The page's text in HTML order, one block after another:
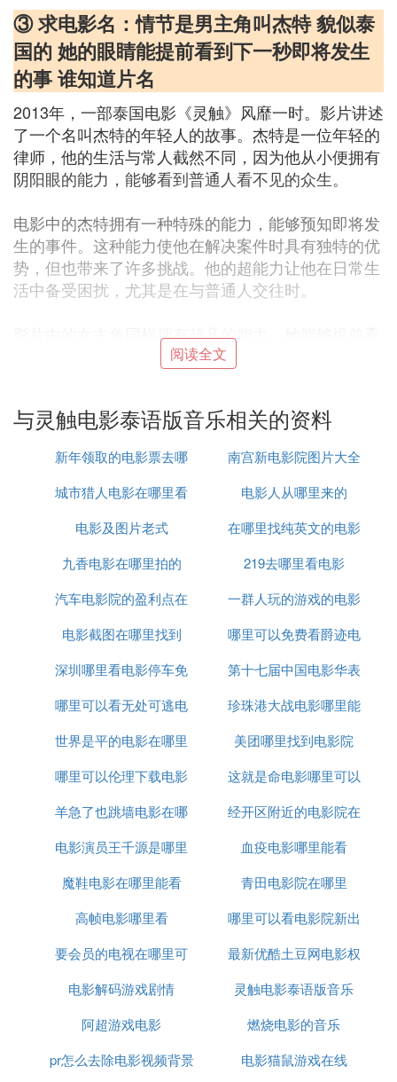
③ 求电影名：情节是男主角叫杰特 貌似泰
国的 她的眼睛能提前看到下一秒即将发生
的事 谁知道片名
2013年，一部泰国电影《灵触》风靡一时。影片讲述
了一个名叫杰特的年轻人的故事。杰特是一位年轻的
律师，他的生活与常人截然不同，因为他从小便拥有
阴阳眼的能力，能够看到普通人看不见的众生。
电影中的杰特拥有一种特殊的能力，能够预知即将发
生的事件。这种能力使他在解决案件时具有独特的优
势，但也带来了许多挑战。他的超能力让他在日常生
活中备受困扰，尤其是在与普通人交往时。
影片中的女主角同样拥有超凡的能力。她能够提前看
到下一秒即将发生的事，这种能力让她的生活充满了
体验，还探讨了超能力者在社会中的处境。杰特和女
主角之间的关系，以及他们如何克服困难，共同成
整部电影通过细腻的情感描绘和引人入胜的故事，带
领观众进入一个充满奇幻色彩的世界。《灵触》不仅
仅是一部讲述超能力的电影，更是一部探讨人性、爱
④ 泰国恐怖电影排行榜前十名都是哪些
泰国恐怖电影排行榜前十名：1、《鬼影》，2、《食
人狂魔》，3、《鬼宿舍》，4、《恶魔的艺术2：邪
降》，5、《致命切割》，6、《死神的十字路口》，
7、《12 游戏罪幕》，8、《鬼乱5》，9、《鬼
夫》，10、《吓死鬼》。
1、《鬼影》。
本片荣获2007年柏林国际电影节水晶熊奖、2007年
泰国国家电影协会奖最佳艺术指导和最佳剪辑两个奖
阅读全文
与灵触电影泰语版音乐相关的资料
新年领取的电影票去哪
里了
南宫新电影院图片大全
城市猎人电影在哪里看
电影人从哪里来的
电影及图片老式
在哪里找纯英文的电影
九香电影在哪里拍的
219去哪里看电影
汽车电影院的盈利点在
哪里
一群人玩的游戏的电影
电影截图在哪里找到
哪里可以免费看爵迹电
影
深圳哪里看电影停车免
费的
第十七届中国电影华表
奖在哪里举行
哪里可以看无处可逃电
影
珍珠港大战电影哪里能
看
世界是平的电影在哪里
看
美团哪里找到电影院
哪里可以伦理下载电影
迅雷下载
这就是命电影哪里可以
看
羊急了也跳墙电影在哪
里下载
经开区附近的电影院在
哪里
电影演员王千源是哪里
人
血疫电影哪里能看
魔鞋电影在哪里能看
青田电影院在哪里
高帧电影哪里看
哪里可以看电影院新出
的电影下载
要会员的电视在哪里可
以看电影
最新优酷土豆网电影权
力的游戏
电影解码游戏剧情
灵触电影泰语版音乐
阿超游戏电影
燃烧电影的音乐
pr怎么去除电影视频背景
电影猫鼠游戏在线